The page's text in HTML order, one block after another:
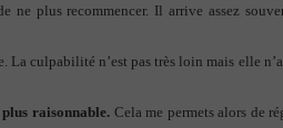
ne plus recommencer. Il arrive assez
culpabilité n’est pas très loin mais elle
plus raisonnable. Cela me permets alors de